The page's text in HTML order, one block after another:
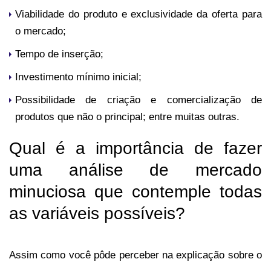
Viabilidade do produto e exclusividade da oferta para
o mercado;
Tempo de inserção;
Investimento mínimo inicial;
Possibilidade de criação e comercialização de
produtos que não o principal; entre muitas outras.
Qual é a importância de fazer
uma análise de mercado
minuciosa que contemple todas
as variáveis possíveis?
Assim como você pôde perceber na explicação sobre o